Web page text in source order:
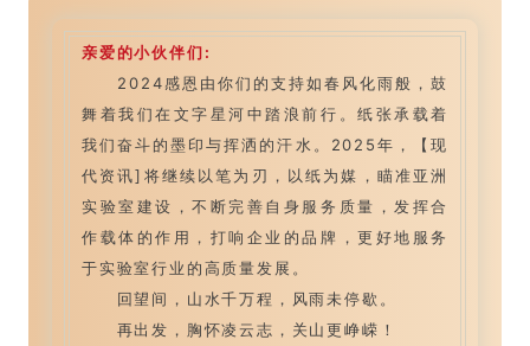
亲爱的小伙伴们:
2024感恩由你们的支持如春风化雨般，鼓
舞着我们在文字星河中踏浪前行。纸张承载着
我们奋斗的墨印与挥洒的汗水。2025年，【现
代资讯]将继续以笔为刃，以纸为媒，瞄准亚洲
实验室建设，不断完善自身服务质量，发挥合
作载体的作用，打响企业的品牌，更好地服务
于实验室行业的高质量发展。
回望间，山水千万程，风雨未停歇。
再出发，胸怀凌云志，关山更峥嵘！